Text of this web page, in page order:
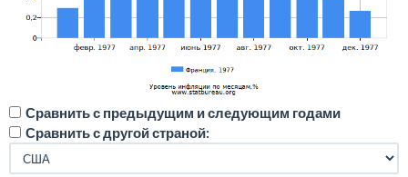
Сравнить с предыдущим и следующим годами
Сравнить с другой страной: